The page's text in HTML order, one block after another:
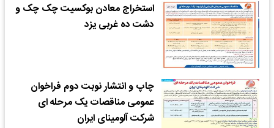
استخراج معادن بوکسیت چک چک و
دشت ده غربی یزد
چاپ و انتشار نوبت دوم فراخوان
عمومی مناقصات یک مرحله ای
شرکت آلومینای ایران